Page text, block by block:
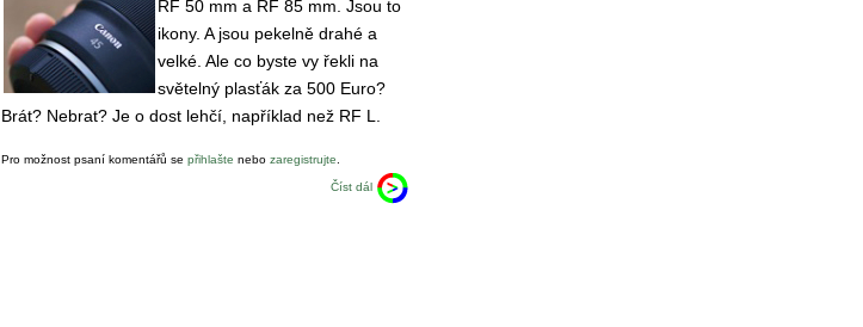
RF 50 mm a RF 85 mm. Jsou to
ikony. A jsou pekelně drahé a
velké. Ale co byste vy řekli na
světelný plasťák za 500 Euro?
Brát? Nebrat? Je o dost lehčí, například než RF L.
Pro možnost psaní komentářů se přihlašte nebo zaregistrujte
Číst dál